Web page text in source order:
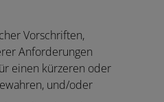
Vorschriften,
Anforderungen
einen kürzeren oder
und/oder